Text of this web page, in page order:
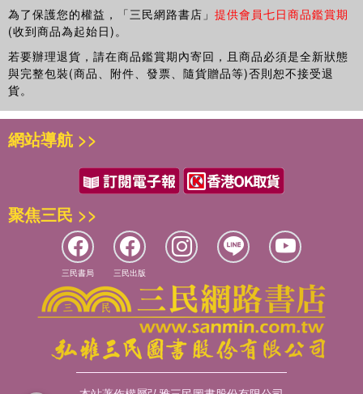
為了保護您的權益，「三民網路書店」 提供會員七日商品鑑賞期
(收到商品為起始日)。
若要辦理退貨，請在商品鑑賞期內寄回，且商品必須是全新狀態
與完整包裝(商品、附件、發票、隨貨贈品等)否則恕不接受退
貨。
網站導航 >>
聚焦三民 >>
三民書局 三民出版